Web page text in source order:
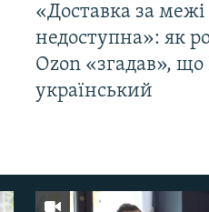
«Доставка за межі
недоступна»: як
Ozon «згадав»,
український